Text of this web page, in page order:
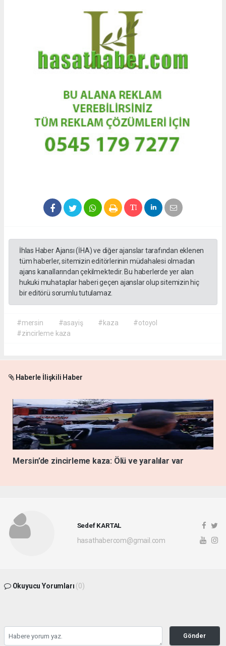
İhlas Haber Ajansı (İHA) ve diğer ajanslar tarafından eklenen
tüm haberler, sitemizin editörlerinin müdahalesi olmadan
ajans kanallarından çekilmektedir. Bu haberlerde yer alan
hukuki muhataplar haberi geçen ajanslar olup sitemizin hiç
bir editörü sorumlu tutulamaz.
#mersin #asayiş #kaza
#otoyol
#zincirleme kaza
Haberle İlişkili Haber
Mersin’de zincirleme kaza: Ölü ve yaralılar var
Sedef KARTAL
hasathabercom@gmail.com
Okuyucu Yorumları (0)
Gönder